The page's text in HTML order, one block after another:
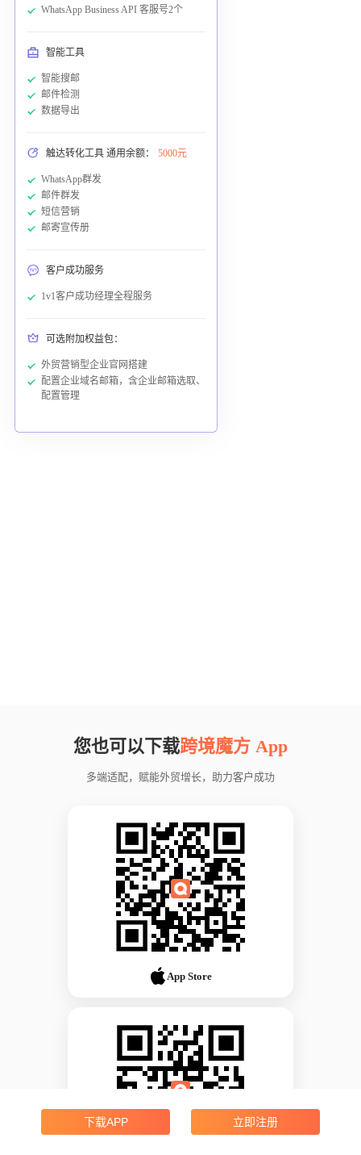
WhatsApp Business API 客服号2个
智能工具
智能搜邮
邮件检测
数据导出
触达转化工具 通用余额： 5000元
WhatsApp群发
邮件群发
短信营销
邮寄宣传册
客户成功服务
1v1客户成功经理全程服务
可选附加权益包：
外贸营销型企业官网搭建
配置企业域名邮箱，含企业邮箱选取、
配置管理
您也可以下载跨境魔方 App
多端适配，赋能外贸增长，助力客户成功
App Store
下载APP 立即注册